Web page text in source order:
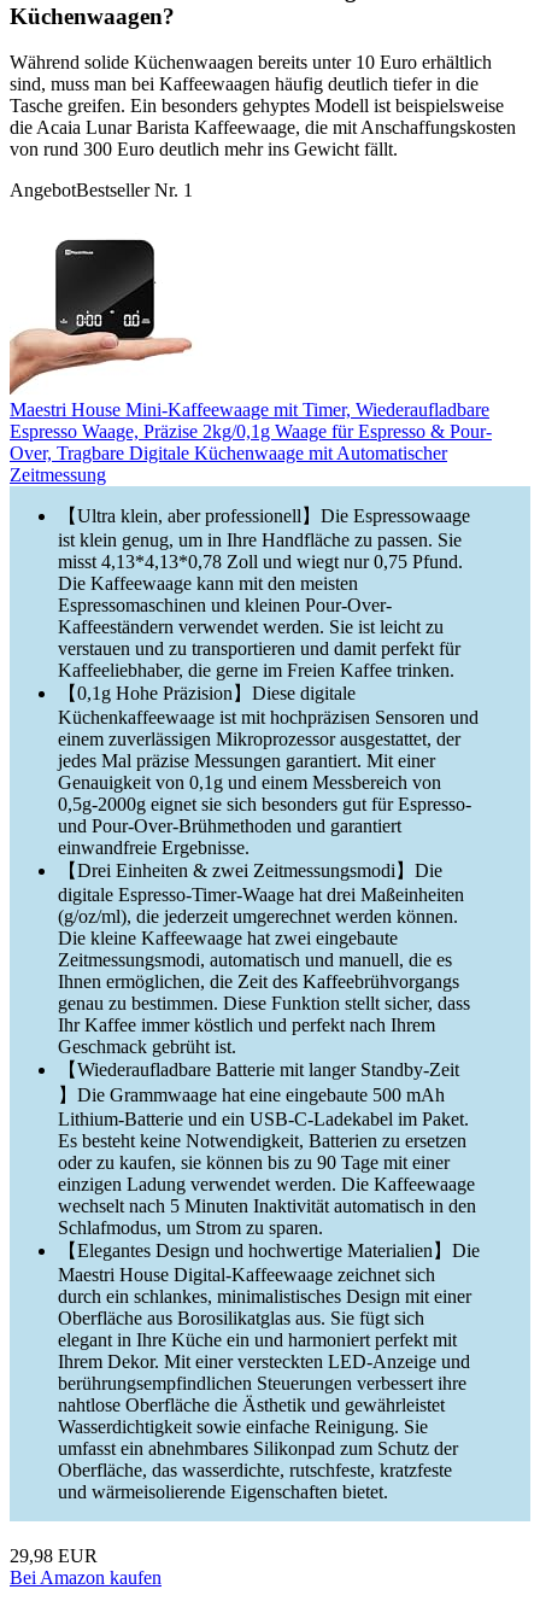
Küchenwaagen?
Während solide Küchenwaagen bereits unter 10 Euro erhältlich
sind, muss man bei Kaffeewaagen häufig deutlich tiefer in die
Tasche greifen. Ein besonders gehyptes Modell ist beispielsweise
die Acaia Lunar Barista Kaffeewaage, die mit Anschaffungskosten
von rund 300 Euro deutlich mehr ins Gewicht fällt.
AngebotBestseller Nr. 1
Maestri House Mini-Kaffeewaage mit Timer, Wiederaufladbare
Espresso Waage, Präzise 2kg/0,1g Waage für Espresso & Pour-
Over, Tragbare Digitale Küchenwaage mit Automatischer
Zeitmessung
【Ultra klein, aber professionell】Die Espressowaage
ist klein genug, um in Ihre Handfläche zu passen. Sie
misst 4,13*4,13*0,78 Zoll und wiegt nur 0,75 Pfund.
Die Kaffeewaage kann mit den meisten
Espressomaschinen und kleinen Pour-Over-
Kaffeeständern verwendet werden. Sie ist leicht zu
verstauen und zu transportieren und damit perfekt für
Kaffeeliebhaber, die gerne im Freien Kaffee trinken.
【0,1g Hohe Präzision】Diese digitale
Küchenkaffeewaage ist mit hochpräzisen Sensoren und
einem zuverlässigen Mikroprozessor ausgestattet, der
jedes Mal präzise Messungen garantiert. Mit einer
Genauigkeit von 0,1g und einem Messbereich von
0,5g-2000g eignet sie sich besonders gut für Espresso-
und Pour-Over-Brühmethoden und garantiert
einwandfreie Ergebnisse.
【Drei Einheiten & zwei Zeitmessungsmodi】Die
digitale Espresso-Timer-Waage hat drei Maßeinheiten
(g/oz/ml), die jederzeit umgerechnet werden können.
Die kleine Kaffeewaage hat zwei eingebaute
Zeitmessungsmodi, automatisch und manuell, die es
Ihnen ermöglichen, die Zeit des Kaffeebrühvorgangs
genau zu bestimmen. Diese Funktion stellt sicher, dass
Ihr Kaffee immer köstlich und perfekt nach Ihrem
Geschmack gebrüht ist.
【Wiederaufladbare Batterie mit langer Standby-Zeit
】Die Grammwaage hat eine eingebaute 500 mAh
Lithium-Batterie und ein USB-C-Ladekabel im Paket.
Es besteht keine Notwendigkeit, Batterien zu ersetzen
oder zu kaufen, sie können bis zu 90 Tage mit einer
einzigen Ladung verwendet werden. Die Kaffeewaage
wechselt nach 5 Minuten Inaktivität automatisch in den
Schlafmodus, um Strom zu sparen.
【Elegantes Design und hochwertige Materialien】Die
Maestri House Digital-Kaffeewaage zeichnet sich
durch ein schlankes, minimalistisches Design mit einer
Oberfläche aus Borosilikatglas aus. Sie fügt sich
elegant in Ihre Küche ein und harmoniert perfekt mit
Ihrem Dekor. Mit einer versteckten LED-Anzeige und
berührungsempfindlichen Steuerungen verbessert ihre
nahtlose Oberfläche die Ästhetik und gewährleistet
Wasserdichtigkeit sowie einfache Reinigung. Sie
umfasst ein abnehmbares Silikonpad zum Schutz der
Oberfläche, das wasserdichte, rutschfeste, kratzfeste
und wärmeisolierende Eigenschaften bietet.
29,98 EUR
Bei Amazon kaufen